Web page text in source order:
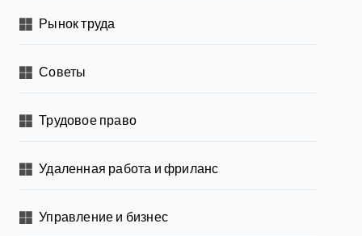
Рынок труда
Советы
Трудовое право
Удаленная работа и фриланс
Управление и бизнес